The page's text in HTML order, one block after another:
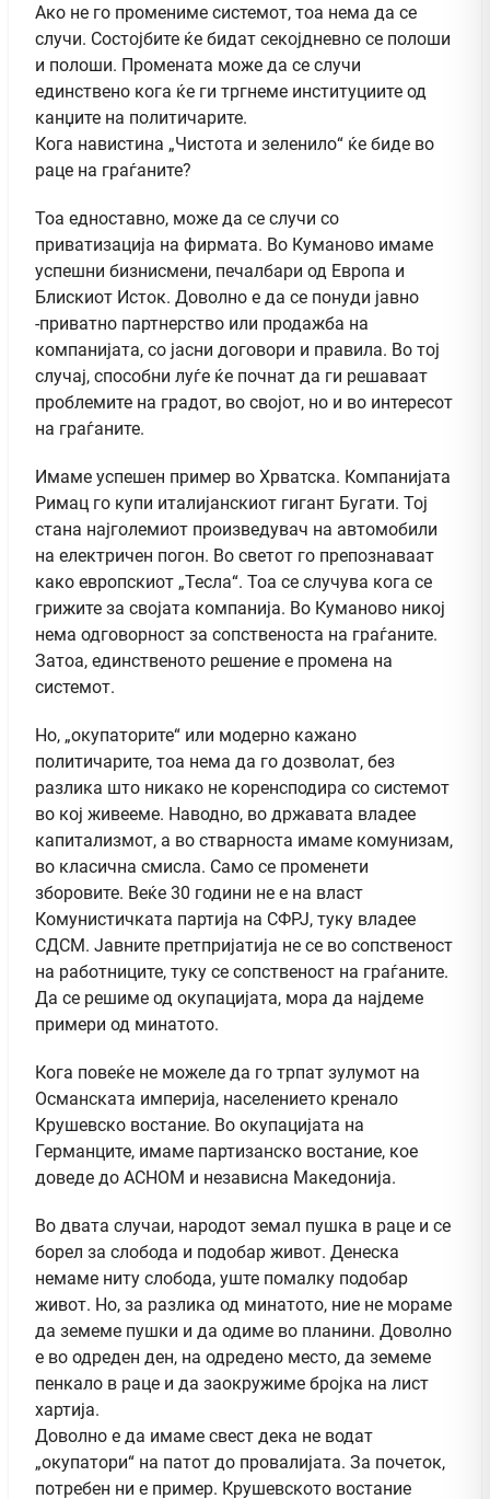
Ако не го промениме системот, тоа нема да се
случи. Состојбите ќе бидат секојдневно се полоши
и полоши. Промената може да се случи
единствено кога ќе ги тргнеме институциите од
канџите на политичарите.
Кога навистина „Чистота и зеленило“ ќе биде во
раце на граѓаните?
Тоа едноставно, може да се случи со
приватизација на фирмата. Во Куманово имаме
успешни бизнисмени, печалбари од Европа и
Блискиот Исток. Доволно е да се понуди јавно
-приватно партнерство или продажба на
компанијата, со јасни договори и правила. Во тој
случај, способни луѓе ќе почнат да ги решаваат
проблемите на градот, во својот, но и во интересот
на граѓаните.
Имаме успешен пример во Хрватска. Компанијата
Римац го купи италијанскиот гигант Бугати. Тој
стана најголемиот произведувач на автомобили
на електричен погон. Во светот го препознаваат
како европскиот „Тесла“. Тоа се случува кога се
грижите за својата компанија. Во Куманово никој
нема одговорност за сопственоста на граѓаните.
Затоа, единственото решение е промена на
системот.
Но, „окупаторите“ или модерно кажано
политичарите, тоа нема да го дозволат, без
разлика што никако не коренсподира со системот
во кој живееме. Наводно, во државата владее
капитализмот, а во стварноста имаме комунизам,
во класична смисла. Само се променети
зборовите. Веќе 30 години не е на власт
Комунистичката партија на СФРЈ, туку владее
СДСМ. Јавните претпријатија не се во сопственост
на работниците, туку се сопственост на граѓаните.
Да се решиме од окупацијата, мора да најдеме
примери од минатото.
Кога повеќе не можеле да го трпат зулумот на
Османската империја, населението кренало
Крушевско востание. Во окупацијата на
Германците, имаме партизанско востание, кое
доведе до АСНОМ и независна Македонија.
Во двата случаи, народот земал пушка в раце и се
борел за слобода и подобар живот. Денеска
немаме ниту слобода, уште помалку подобар
живот. Но, за разлика од минатото, ние не мораме
да земеме пушки и да одиме во планини. Доволно
е во одреден ден, на одредено место, да земеме
пенкало в раце и да заокружиме бројка на лист
хартија.
Доволно е да имаме свест дека не водат
„окупатори“ на патот до провалијата. За почеток,
потребен ни е пример. Крушевското востание